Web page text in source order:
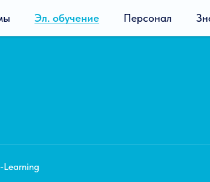
Эл. обучение Персонал
Learning